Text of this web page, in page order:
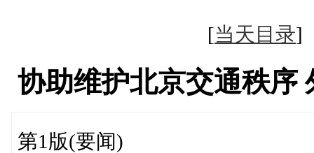
[当天目录
协助维护北京交通秩序
第1版(要闻)